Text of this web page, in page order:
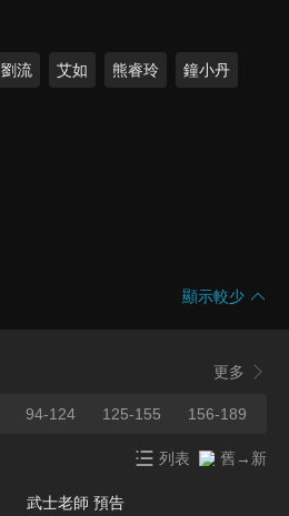
劉流 艾如 熊睿玲 鐘小丹
顯示較少
更多
94-124 125-155 156-189
列表 舊→新
武士老師 預告